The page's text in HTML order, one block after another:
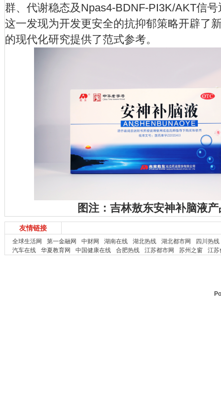
群、代谢稳态及Npas4-BDNF-PI3K/AKT信
这一发现为开发更安全的抗抑郁策略开辟了
的现代化研究提供了范式参考。
图注：吉林敖东安神补脑液
友情链接
全球生活网 第一金融网 中财网 湖南在线 湖北热线 湖北都市网
四川热线
汽车在线
华夏教育网 中国健康在线 合肥热线 江苏都市网 苏州之窗 江苏